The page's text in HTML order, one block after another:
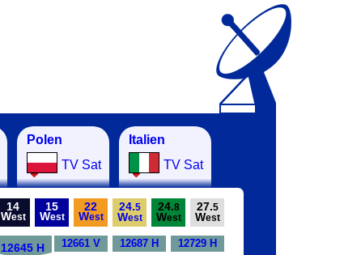
Polen
TV Sat
Italien
TV Sat
14
West
15
West
22
West
24.5
West
24.8
West
27.5
West
12645 H 12661 V 12687 H 12729 H